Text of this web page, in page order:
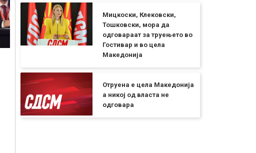
Мицкоски, Клековски,
Тошковски, мора да
одговараат за труењето во
Гостивар и во цела
Македонија
Отруена е цела Македонија
а никој од власта не
одговара